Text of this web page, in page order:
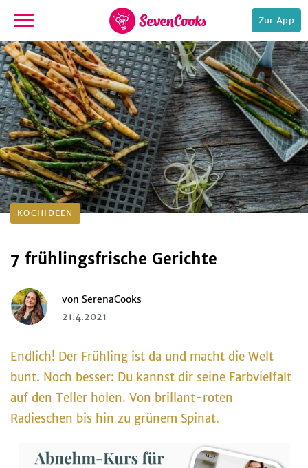
zur
Startseite
Zur App
KOCHIDEEN
7 frühlingsfrische Gerichte
von SerenaCooks
21.4.2021
Endlich! Der Frühling ist da und macht die Welt
bunt. Noch besser: Du kannst dir seine Farbvielfalt
auf den Teller holen. Von brillant-roten
Radieschen bis hin zu grünem Spinat.